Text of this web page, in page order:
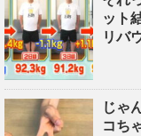
ット
リバ
じゃ
コち